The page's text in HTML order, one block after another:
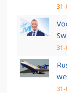
31-
31-
31-